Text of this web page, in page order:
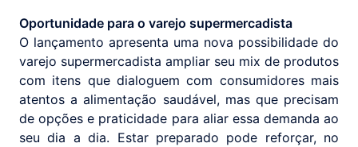
Oportunidade para o varejo supermercadista
O lançamento apresenta uma nova possibilidade do
varejo supermercadista ampliar seu mix de produtos
com itens que dialoguem com consumidores mais
atentos a alimentação saudável, mas que precisam
de opções e praticidade para aliar essa demanda ao
seu dia a dia. Estar preparado pode reforçar, no